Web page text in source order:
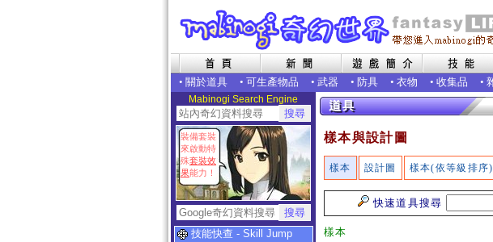
• 關於道具 • 可生產物品 • 武器 • 防具 • 衣物 • 收集品 •
Mabinogi Search Engine
裝備套裝
來啟動特
殊套裝效
果能力！
技能快查 - Skill Jump
樣本與設計圖
樣本 設計圖 樣本(依等級排序)
快速道具搜尋
樣本